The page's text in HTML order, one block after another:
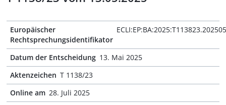
Europäischer
Rechtsprechungsidentifikator
Datum der Entscheidung 13. Mai 2025
Aktenzeichen T 1138/23
Online am 28. Juli 2025